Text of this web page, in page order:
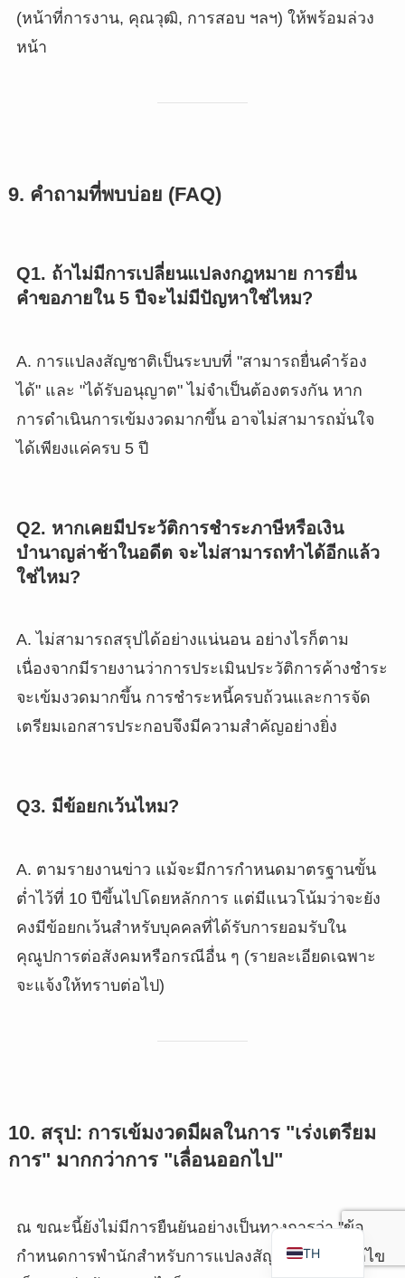
(หน้าที่การงาน, คุณวุฒิ, การสอบ ฯลฯ) ให้พร้อมล่วง
หน้า
9. คำถามที่พบบ่อย (FAQ)
Q1. ถ้าไม่มีการเปลี่ยนแปลงกฎหมาย การยื่น
คำขอภายใน 5 ปีจะไม่มีปัญหาใช่ไหม?
A. การแปลงสัญชาติเป็นระบบที่ "สามารถยื่นคำร้อง
ได้" และ "ได้รับอนุญาต" ไม่จำเป็นต้องตรงกัน หาก
การดำเนินการเข้มงวดมากขึ้น อาจไม่สามารถมั่นใจ
ได้เพียงแค่ครบ 5 ปี
Q2. หากเคยมีประวัติการชำระภาษีหรือเงิน
บำนาญล่าช้าในอดีต จะไม่สามารถทำได้อีกแล้ว
ใช่ไหม?
A. ไม่สามารถสรุปได้อย่างแน่นอน อย่างไรก็ตาม
เนื่องจากมีรายงานว่าการประเมินประวัติการค้างชำระ
จะเข้มงวดมากขึ้น การชำระหนี้ครบถ้วนและการจัด
เตรียมเอกสารประกอบจึงมีความสำคัญอย่างยิ่ง
Q3. มีข้อยกเว้นไหม?
A. ตามรายงานข่าว แม้จะมีการกำหนดมาตรฐานขั้น
ต่ำไว้ที่ 10 ปีขึ้นไปโดยหลักการ แต่มีแนวโน้มว่าจะยัง
คงมีข้อยกเว้นสำหรับบุคคลที่ได้รับการยอมรับใน
คุณูปการต่อสังคมหรือกรณีอื่น ๆ (รายละเอียดเฉพาะ
จะแจ้งให้ทราบต่อไป)
10. สรุป: การเข้มงวดมีผลในการ "เร่งเตรียม
การ" มากกว่าการ "เลื่อนออกไป"
ณ ขณะนี้ยังไม่มีการยืนยันอย่างเป็นทางการว่า "ข้อ
กำหนดการพำนักสำหรับการแปลงสัญชาติได้ถูกแก้ไข
TH
JA
ZH
VI
FR
RU
UK